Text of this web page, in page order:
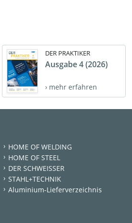
DER PRAKTIKER
Ausgabe 4 (2026)
› mehr erfahren
HOME OF WELDING
HOME OF STEEL
DER SCHWEISSER
STAHL+TECHNIK
Aluminium-Lieferverzeichnis